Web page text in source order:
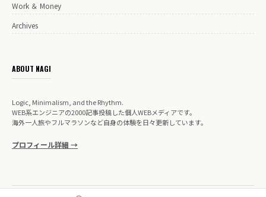
Work ＆ Money
Archives
ABOUT NAGI
Logic, Minimalism, and the Rhythm.
WEB系エンジニアの2000記事投稿した個人WEBメディアです。
海外一人旅やフルマラソンなど自身の体験を日々更新しています。
プロフィール詳細 →